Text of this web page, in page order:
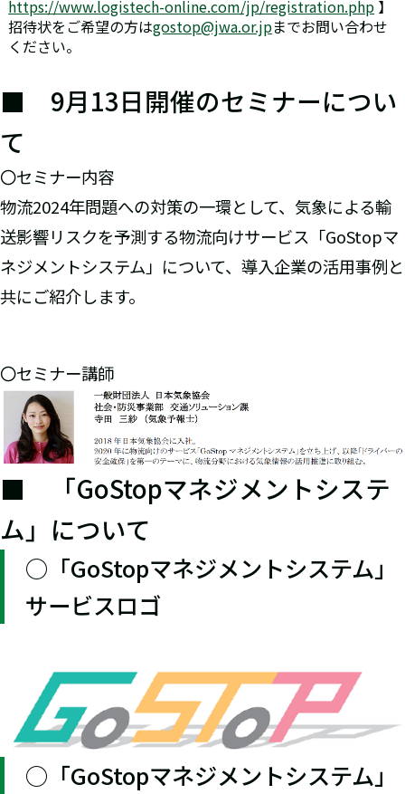
https://www.logistech-online.com/jp/registration.php 】
招待状をご希望の方はgostop@jwa.or.jpまでお問い合わせ
ください。
■ 9月13日開催のセミナーについ
て
〇セミナー内容
物流2024年問題への対策の一環として、気象による輸
送影響リスクを予測する物流向けサービス「GoStopマ
ネジメントシステム」について、導入企業の活用事例と
共にご紹介します。
〇セミナー講師
■ 「GoStopマネジメントシステ
ム」について
○「GoStopマネジメントシステム」
サービスロゴ
○「GoStopマネジメントシステム」